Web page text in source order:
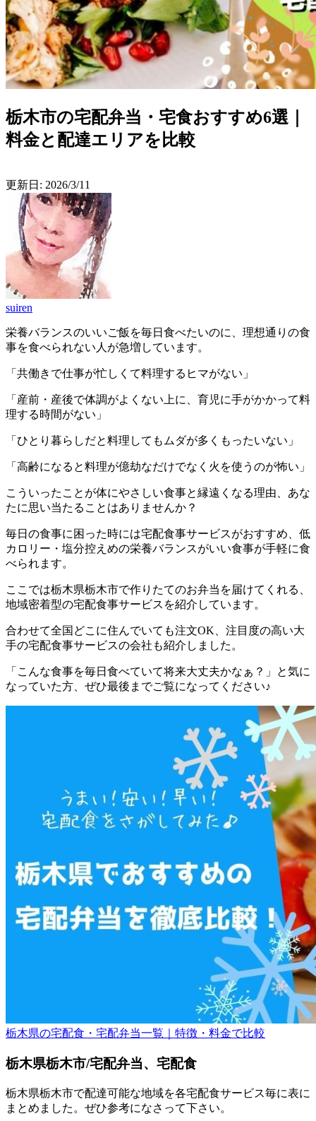
栃木市の宅配弁当・宅食おすすめ6選｜
料金と配達エリアを比較
更新日: 2026/3/11
suiren
栄養バランスのいいご飯を毎日食べたいのに、理想通りの食
事を食べられない人が急増しています。
「共働きで仕事が忙しくて料理するヒマがない」
「産前・産後で体調がよくない上に、育児に手がかかって料
理する時間がない」
「ひとり暮らしだと料理してもムダが多くもったいない」
「高齢になると料理が億劫なだけでなく火を使うのが怖い」
こういったことが体にやさしい食事と縁遠くなる理由、あな
たに思い当たることはありませんか？
毎日の食事に困った時には宅配食事サービスがおすすめ、低
カロリー・塩分控えめの栄養バランスがいい食事が手軽に食
べられます。
ここでは栃木県栃木市で作りたてのお弁当を届けてくれる、
地域密着型の宅配食事サービスを紹介しています。
合わせて全国どこに住んでいても注文OK、注目度の高い大
手の宅配食事サービスの会社も紹介 しました。
「こんな食事を毎日食べていて将来大丈夫かなぁ？」と気に
なっていた方、ぜひ最後までご覧になってください♪
栃木県の宅配食・宅配弁当一覧｜特徴・料金で比較
栃木県栃木市/宅配弁当、宅配食
栃木県栃木市で配達可能な地域を各宅配食サービス毎に表に
まとめました。ぜひ参考になさって下さい。